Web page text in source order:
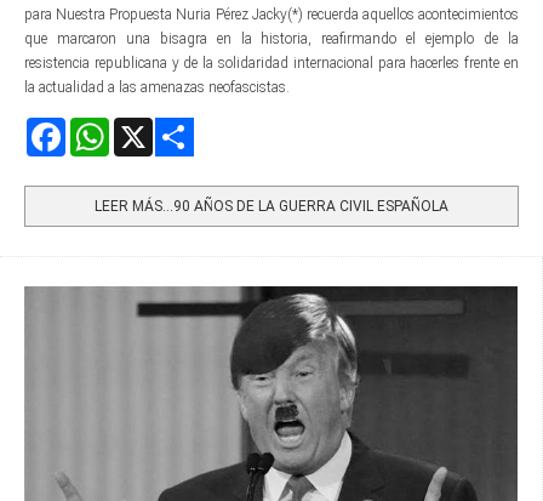
para Nuestra Propuesta Nuria Pérez Jacky(*) recuerda aquellos acontecimientos
que marcaron una bisagra en la historia, reafirmando el ejemplo de la
resistencia republicana y de la solidaridad internacional para hacerles frente en
la actualidad a las amenazas neofascistas.
FacebookWhatsApp
LEER MÁS…90 AÑOS DE LA GUERRA CIVIL ESPAÑOLA